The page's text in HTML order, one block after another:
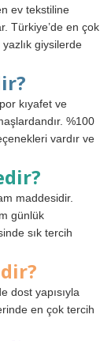
ev tekstiline
Türkiye’de en çok
giysilerde
kıyafet ve
%100
vardır ve
maddesidir.
günlük
sık tercih
dost yapısıyla
en çok tercih